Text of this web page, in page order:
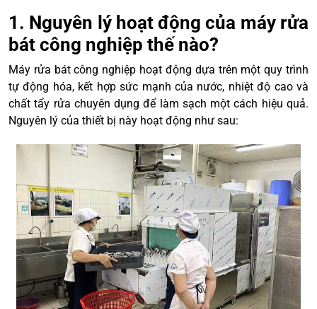
1. Nguyên lý hoạt động của máy rửa
bát công nghiệp thế nào?
Máy rửa bát công nghiệp hoạt động dựa trên một quy trình
tự động hóa, kết hợp sức mạnh của nước, nhiệt độ cao và
chất tẩy rửa chuyên dụng để làm sạch một cách hiệu quả.
Nguyên lý của thiết bị này hoạt động như sau: